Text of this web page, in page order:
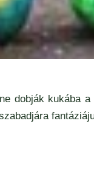
dobják kukába